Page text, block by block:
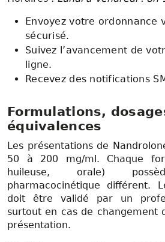
Envoyez votre ordonnance
sécurisé.
Suivez l’avancement de
ligne.
Recevez des notifications
Formulations,
équivalences
Les présentations de
50 à 200 mg/ml. Chaque
huileuse, orale)
pharmacocinétique différent.
doit être validé par un
surtout en cas de changement
présentation.